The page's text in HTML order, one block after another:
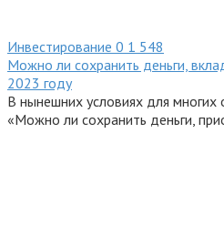
Инвестирование 0 1 548
Можно ли сохранить деньги,
2023 году
В нынешних условиях для многих
«Можно ли сохранить деньги,